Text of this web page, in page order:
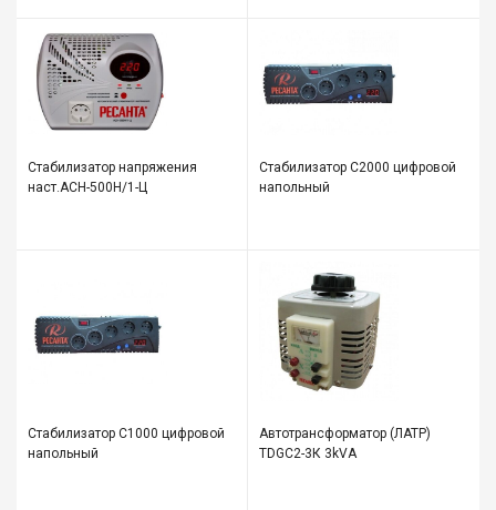
Стабилизатор напряжения
наст.АСН-500Н/1-Ц
Стабилизатор С2000 цифровой
напольный
Стабилизатор С1000 цифровой
напольный
Автотрансформатор (ЛАТР)
TDGC2-3К 3kVA